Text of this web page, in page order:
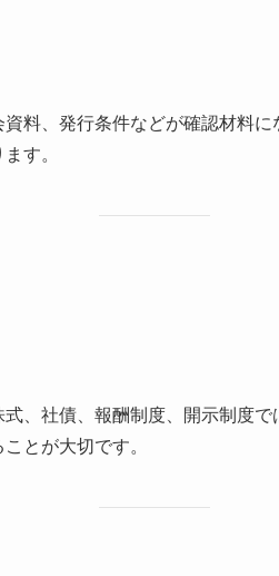
料、発行条件などが確認材料
す。
、社債、報酬制度、開示制度
とが大切です。